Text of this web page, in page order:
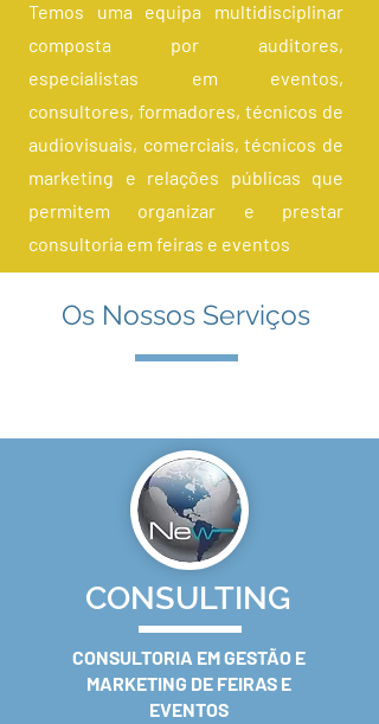
Temos uma equipa multidisciplinar
composta por auditores,
especialistas em eventos,
consultores, formadores, técnicos de
audiovisuais, comerciais, técnicos de
marketing e relações públicas que
permitem organizar e prestar
consultoria em feiras e eventos
Os Nossos Serviços
CONSULTING
CONSULTORIA EM GESTÃO E
MARKETING DE FEIRAS E
EVENTOS